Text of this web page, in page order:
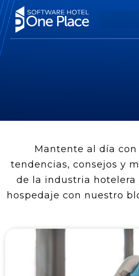
Mantente al día
tendencias, consejos y
de la industria hotelera
hospedaje con nuestro